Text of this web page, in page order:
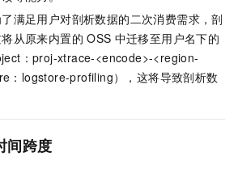
满足用户对剖析数据的二次消费需求，剖
从原来内置的 OSS 中迁移至用户名下的
：proj-xtrace-<encode>-<region-
：logstore-profiling），这将导致剖析数
间跨度